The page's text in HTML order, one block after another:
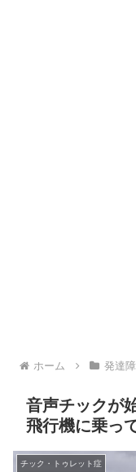
ホーム 発達
音声チックが
飛行機に乗っ
チック・トゥレット症